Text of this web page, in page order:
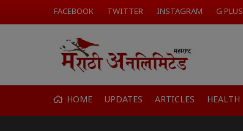
FACEBOOK TWITTER INSTAGRAM G PLUS
HOME UPDATES ARTICLES HEALTH